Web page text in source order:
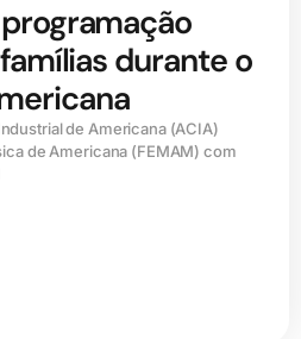
durante o
de Americana (ACIA)
de Americana (FEMAM) com